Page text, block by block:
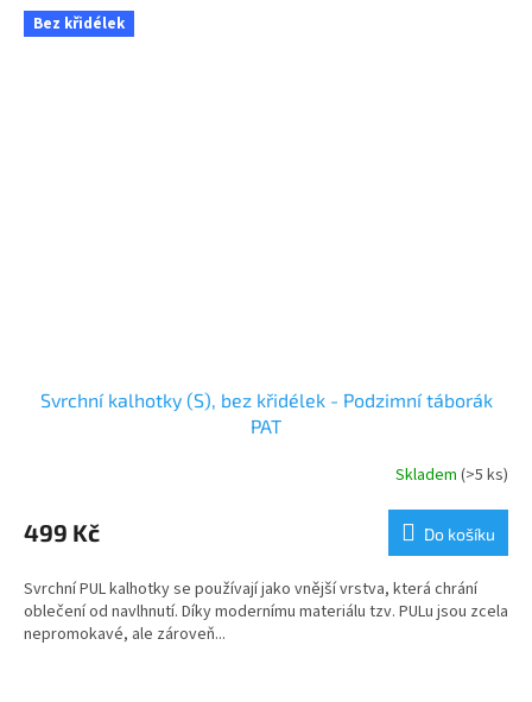
Bez křidélek
Svrchní kalhotky (S), bez křidélek - Podzimní táborák
PAT
Skladem (>5 ks)
499 Kč Do košíku
Svrchní PUL kalhotky se používají jako vnější vrstva, která chrání
oblečení od navlhnutí. Díky modernímu materiálu tzv. PULu jsou zcela
nepromokavé, ale zároveň...